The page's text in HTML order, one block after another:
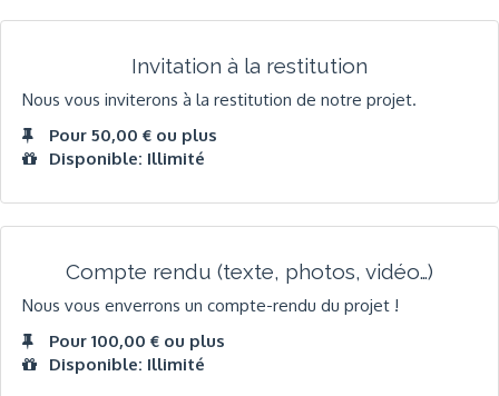
Invitation à la restitution
Nous vous inviterons à la restitution de notre projet.
Pour 50,00 € ou plus
Disponible: Illimité
Compte rendu (texte, photos, vidéo…)
Nous vous enverrons un compte-rendu du projet !
Pour 100,00 € ou plus
Disponible: Illimité